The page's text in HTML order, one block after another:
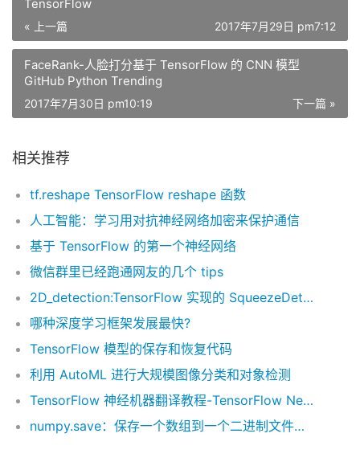
TensorFlow
« 上一篇 2017年7月29日 pm7:12
FaceRank-人脸打分基于 TensorFlow 的 CNN 模型
GitHub Python Trending
下一篇 »
2017年7月30日 pm10:19
相关推荐
tf.reshape TensorFlow reshape 函数
人工智能：学习用对抗神经网络加密来保护通信
基于 TensorFlow 的第一个神经网络
微信群里已经跑通网友的几个 tips
2D_detection:TensorFlow 实现的 SqueezeDet, 用 KITTI dataset 训练
哪种深度学习框架发展最快?
TensorFlow 模型的保存和恢复代码
利用 AutoML 进行大规模图像分类和对象检测
TensorFlow 神经机器翻译教程-TensorFlow Neural Machine Translation Tutorial
numpy.save：保存一个数组到一个二进制文件为 ‘.npy’格式